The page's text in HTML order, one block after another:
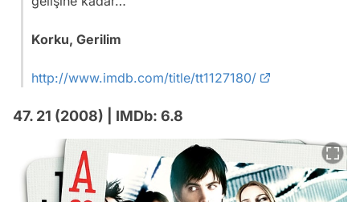
Korku, Gerilim
http://www.imdb.com/title/tt1127180/
47. 21 (2008) | IMDb: 6.8